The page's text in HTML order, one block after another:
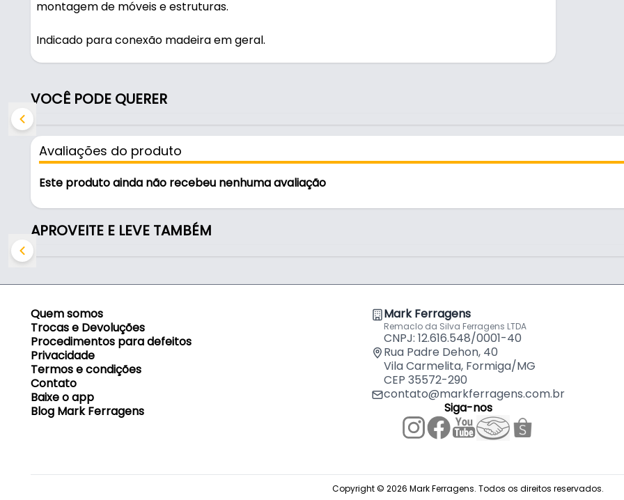
montagem de móveis e estruturas.
Indicado para conexão madeira em geral.
Características:
- Modelo: 161AZ25
- Cor: Zincado Amarelo
- Uso: Conexão Madeira em Geral
- Aço: 1020
- Medida: 22x22x50mm
- Furos: 4
- Conexão Madeira em Geral
VOCÊ PODE QUERER
Avaliações do produto
Este produto ainda não recebeu nenhuma avaliação
APROVEITE E LEVE TAMBÉM
Quem somos
Trocas e Devoluções
Procedimentos para defeitos
Privacidade
Termos e condições
Contato
Baixe o app
Blog Mark Ferragens
Mark Ferragens
Remaclo da Silva Ferragens LTDA
CNPJ: 12.616.548/0001-40
Rua Padre Dehon, 40
Vila Carmelita, Formiga/MG
CEP 35572-290
contato@markferragens.com.br
Siga-nos
Copyright © 2026 Mark Ferragens. Todos os direitos reservados.